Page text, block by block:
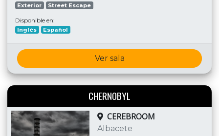
Exterior
Street Escape
Disponible en:
Inglés Español
Ver sala
CHERNOBYL
CEREBROOM
Albacete